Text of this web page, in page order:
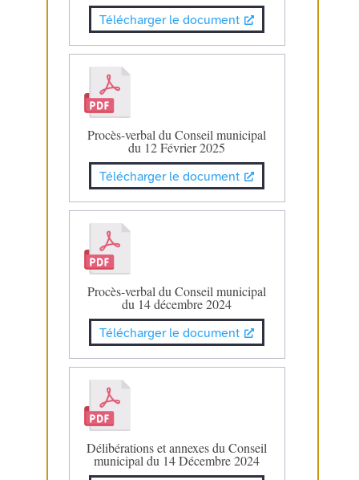
Télécharger le document
Procès-verbal du Conseil municipal
du 12 Février 2025
Télécharger le document
Procès-verbal du Conseil municipal
du 14 décembre 2024
Télécharger le document
Délibérations et annexes du Conseil
municipal du 14 Décembre 2024